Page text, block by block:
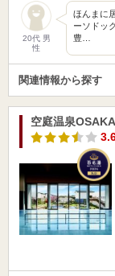
20代 男
性
ほんまに
ーソドッ
豊…
関連情報から探す
空庭温泉